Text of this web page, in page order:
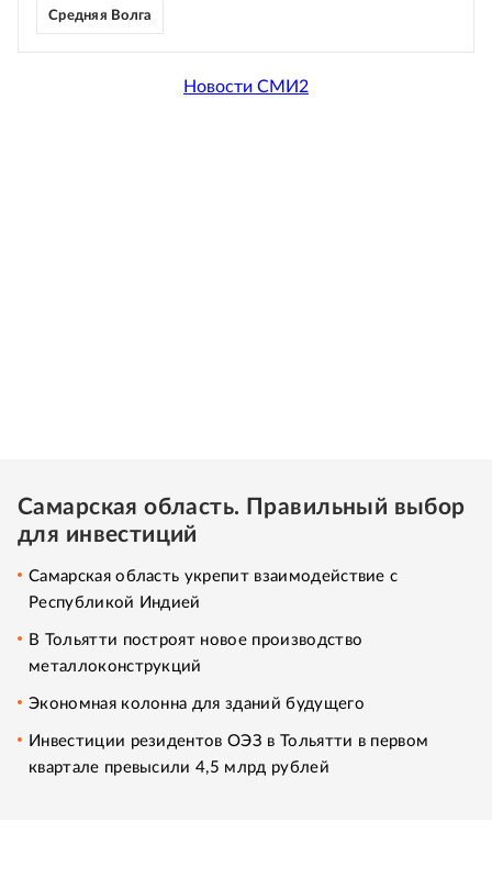
Средняя Волга
Новости СМИ2
Самарская область. Правильный выбор
для инвестиций
Самарская область укрепит взаимодействие с
Республикой Индией
В Тольятти построят новое производство
металлоконструкций
Экономная колонна для зданий будущего
Инвестиции резидентов ОЭЗ в Тольятти в первом
квартале превысили 4,5 млрд рублей